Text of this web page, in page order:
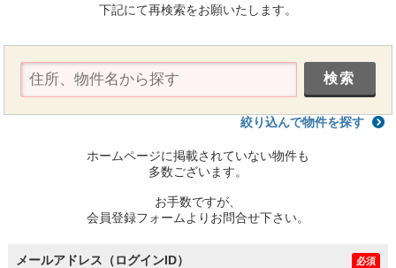
下記にて再検索をお願いたします。
絞り込んで物件を探す
ホームページに掲載されていない物件も
多数ございます。
お手数ですが、
会員登録フォームよりお問合せ下さい。
メールアドレス（ログインID） 必須